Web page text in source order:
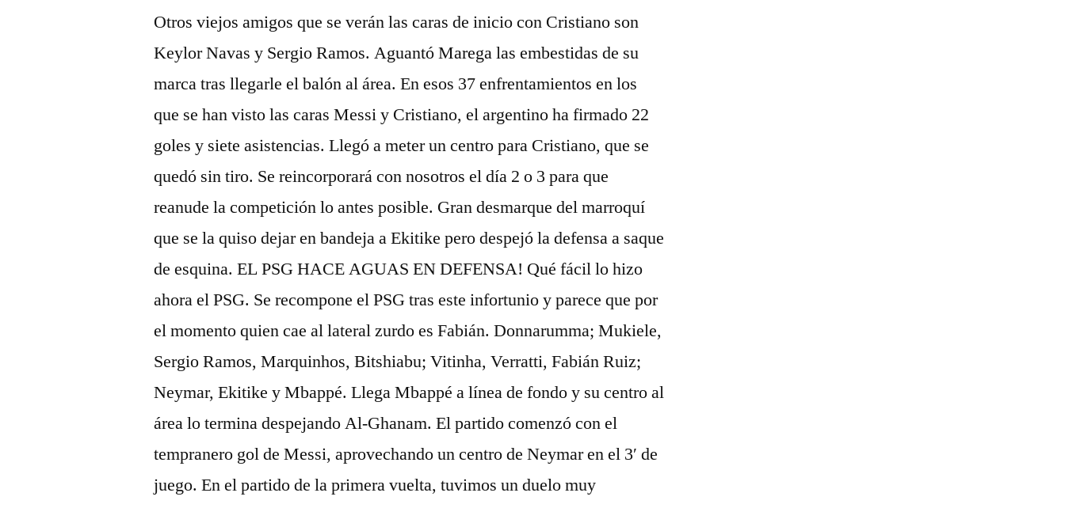
Otros viejos amigos que se verán las caras de inicio con Cristiano son
Keylor Navas y Sergio Ramos. Aguantó Marega las embestidas de su
marca tras llegarle el balón al área. En esos 37 enfrentamientos en los
que se han visto las caras Messi y Cristiano, el argentino ha firmado 22
goles y siete asistencias. Llegó a meter un centro para Cristiano, que se
quedó sin tiro. Se reincorporará con nosotros el día 2 o 3 para que
reanude la competición lo antes posible. Gran desmarque del marroquí
que se la quiso dejar en bandeja a Ekitike pero despejó la defensa a saque
de esquina. EL PSG HACE AGUAS EN DEFENSA! Qué fácil lo hizo
ahora el PSG. Se recompone el PSG tras este infortunio y parece que por
el momento quien cae al lateral zurdo es Fabián. Donnarumma; Mukiele,
Sergio Ramos, Marquinhos, Bitshiabu; Vitinha, Verratti, Fabián Ruiz;
Neymar, Ekitike y Mbappé. Llega Mbappé a línea de fondo y su centro al
área lo termina despejando Al-Ghanam. El partido comenzó con el
tempranero gol de Messi, aprovechando un centro de Neymar en el 3′ de
juego. En el partido de la primera vuelta, tuvimos un duelo muy